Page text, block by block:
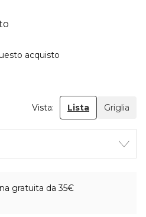
acquisto
Vista: Lista Griglia
gratuita da 35€